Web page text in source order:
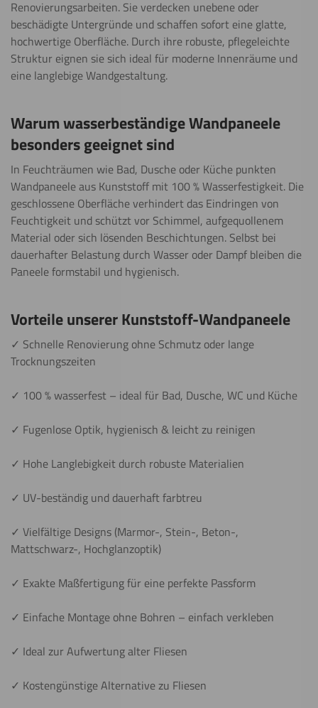
Renovierungsarbeiten. Sie verdecken unebene oder
beschädigte Untergründe und schaffen sofort eine glatte,
hochwertige Oberfläche. Durch ihre robuste, pflegeleichte
Struktur eignen sie sich ideal für moderne Innenräume und
eine langlebige Wandgestaltung.
Warum wasserbeständige Wandpaneele
besonders geeignet sind
In Feuchträumen wie Bad, Dusche oder Küche punkten
Wandpaneele aus Kunststoff mit 100 % Wasserfestigkeit. Die
geschlossene Oberfläche verhindert das Eindringen von
Feuchtigkeit und schützt vor Schimmel, aufgequollenem
Material oder sich lösenden Beschichtungen. Selbst bei
dauerhafter Belastung durch Wasser oder Dampf bleiben die
Paneele formstabil und hygienisch.
Vorteile unserer Kunststoff-Wandpaneele
✓ Schnelle Renovierung ohne Schmutz oder lange
Trocknungszeiten
✓ 100 % wasserfest – ideal für Bad, Dusche, WC und Küche
✓ Fugenlose Optik, hygienisch & leicht zu reinigen
✓ Hohe Langlebigkeit durch robuste Materialien
✓ UV-beständig und dauerhaft farbtreu
✓ Vielfältige Designs (Marmor-, Stein-, Beton-,
Mattschwarz-, Hochglanzoptik)
✓ Exakte Maßfertigung für eine perfekte Passform
✓ Einfache Montage ohne Bohren – einfach verkleben
✓ Ideal zur Aufwertung alter Fliesen
✓ Kostengünstige Alternative zu Fliesen